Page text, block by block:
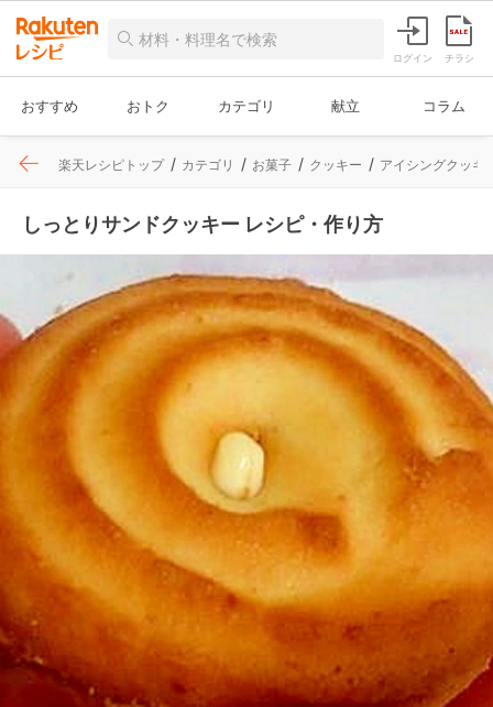
ログイン チラシ
おすすめ おトク カテゴリ 献立 コラム
楽天レシピトップ カテゴリ お菓子 クッキー アイシングクッキ
しっとりサンドクッキー レシピ・作り方